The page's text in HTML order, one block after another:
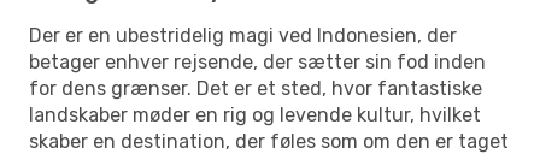
Der er en ubestridelig magi ved Indonesien, der
betager enhver rejsende, der sætter sin fod inden
for dens grænser. Det er et sted, hvor fantastiske
landskaber møder en rig og levende kultur, hvilket
skaber en destination, der føles som om den er taget